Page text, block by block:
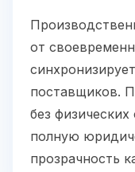
от
поставщиков.
без физических
полную
прозрачность